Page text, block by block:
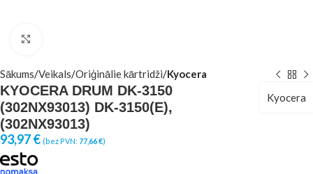
Sākums Veikals Oriģinālie kārtridži Kyocera
KYOCERA DRUM DK-3150
(302NX93013) DK-3150(E),
(302NX93013)
Kyocera
93,97€ (bez PVN: 77,66€)